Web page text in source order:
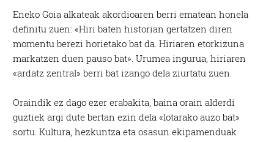
Eneko Goia alkateak akordioaren berri ematean honela
definitu zuen: «Hiri baten historian gertatzen diren
momentu berezi horietako bat da. Hiriaren etorkizuna
markatzen duen pauso bat». Urumea ingurua, hiriaren
«ardatz zentral» berri bat izango dela ziurtatu zuen.
Oraindik ez dago ezer erabakita, baina orain alderdi
guztiek argi dute bertan ezin dela «lotarako auzo bat»
sortu. Kultura, hezkuntza eta osasun ekipamenduak